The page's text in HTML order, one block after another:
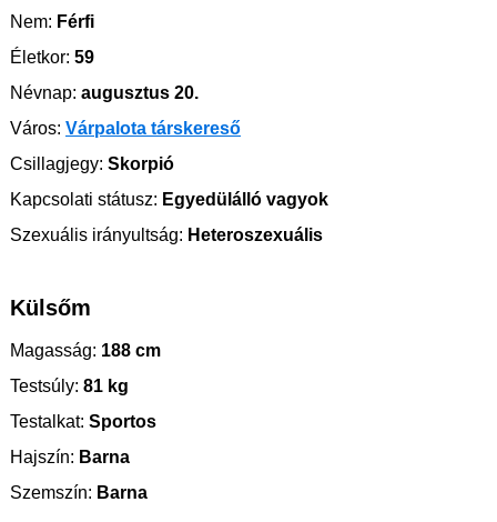
Nem: Férfi
Életkor: 59
Névnap: augusztus 20.
Város: Várpalota társkereső
Csillagjegy: Skorpió
Kapcsolati státusz: Egyedülálló vagyok
Szexuális irányultság: Heteroszexuális
Külsőm
Magasság: 188 cm
Testsúly: 81 kg
Testalkat: Sportos
Hajszín: Barna
Szemszín: Barna